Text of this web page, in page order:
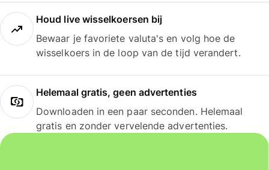
Houd live wisselkoersen bij
Bewaar je favoriete valuta's en volg hoe de
wisselkoers in de loop van de tijd verandert.
Helemaal gratis, geen advertenties
Downloaden in een paar seconden. Helemaal
gratis en zonder vervelende advertenties.